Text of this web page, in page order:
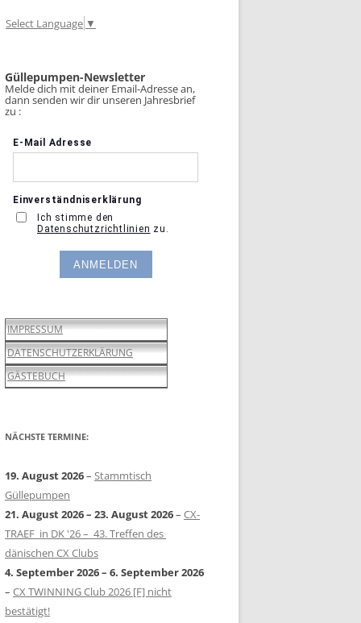
Select Language ▼
Güllepumpen-Newsletter
Melde dich mit deiner Email-Adresse an,
dann senden wir dir unseren Jahresbrief
zu :
IMPRESSUM
DATENSCHUTZERKLÄRUNG
GÄSTEBUCH
NÄCHSTE TERMINE:
19. August 2026– Stammtisch
Güllepumpen
21. August 2026– 23. August 2026– CX-
TRAEF in DK '26 – 43. Treffen des
dänischen CX Clubs
4. September 2026– 6. September 2026
– CX TWINNING Club 2026 [F] nicht
bestätigt!